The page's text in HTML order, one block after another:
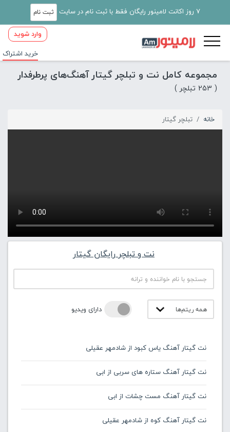
7 روز اکانت لامینور رایگان فقط با ثبت نام در سایت ثبت نام
وارد شوید
خرید اشتراک
مجموعه کامل نت و تبلچر گیتار آهنگ‌های پرطرفدار
( 253 تبلچر )
خانه تبلچر گیتار
نت و تبلچر رایگان گیتار
دارای ویدیو
نت گیتار آهنگ یاس کبود از شادمهر عقیلی
نت گیتار آهنگ ستاره های سربی از ابی
نت گیتار آهنگ مست چشات از ابی
نت گیتار آهنگ کوه از شادمهر عقیلی